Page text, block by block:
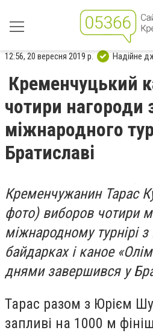
12:56, 20 вересня 2019 р. Надійне
Кременчуцький
чотири нагороди
міжнародного
Братиславі
Кременчужанин Тарас
фото) виборов чотири
міжнародному турнірі
байдарках і каное
днями завершився у
Тарас разом з Юрієм
запливі на 1000 м